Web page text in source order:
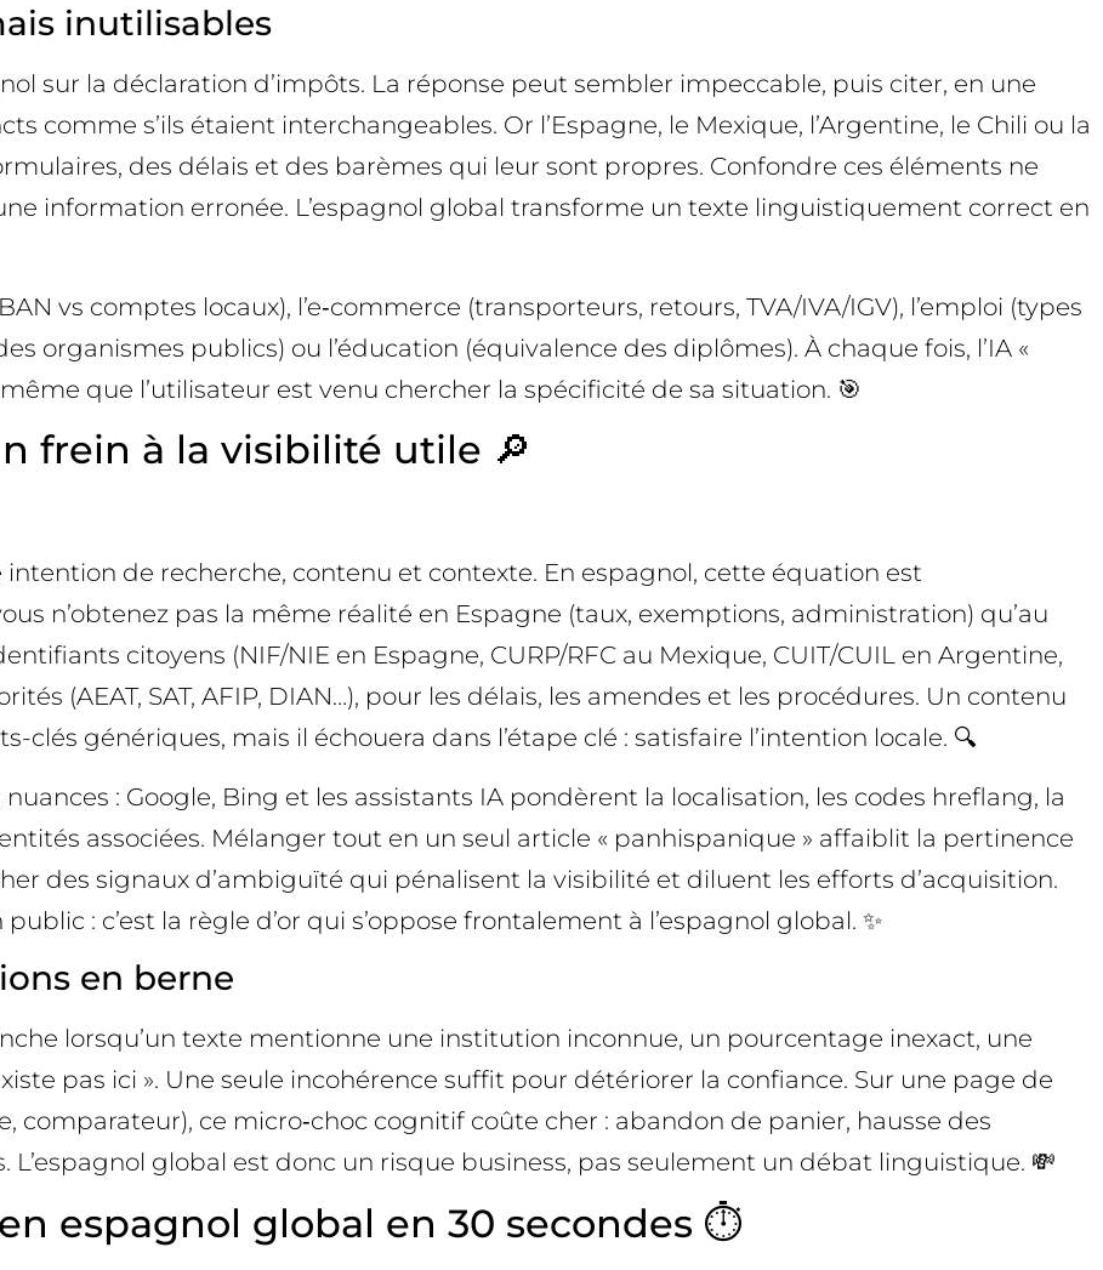
inutilisables
sur la déclaration d’impôts. La réponse peut sembler impeccable, puis citer, en une
comme s’ils étaient interchangeables. Or l’Espagne, le Mexique, l’Argentine, le Chili ou la
des délais et des barèmes qui leur sont propres. Confondre ces éléments ne
information erronée. L’espagnol global transforme un texte linguistiquement correct en
vs comptes locaux), l’e‑commerce (transporteurs, retours, TVA/IVA/IGV), l’emploi (types
organismes publics) ou l’éducation (équivalence des diplômes). À chaque fois, l’IA «
que l’utilisateur est venu chercher la spécificité de sa situation. 🎯
frein à la visibilité utile 🔎
intention de recherche, contenu et contexte. En espagnol, cette équation est
n’obtenez pas la même réalité en Espagne (taux, exemptions, administration) qu’au
citoyens (NIF/NIE en Espagne, CURP/RFC au Mexique, CUIT/CUIL en Argentine,
(AEAT, SAT, AFIP, DIAN…), pour les délais, les amendes et les procédures. Un contenu
génériques, mais il échouera dans l’étape clé : satisfaire l’intention locale. 🔍
: Google, Bing et les assistants IA pondèrent la localisation, les codes hreflang, la
associées. Mélanger tout en un seul article « panhispanique » affaiblit la pertinence
des signaux d’ambiguïté qui pénalisent la visibilité et diluent les efforts d’acquisition.
: c’est la règle d’or qui s’oppose frontalement à l’espagnol global. ✨
en berne
lorsqu’un texte mentionne une institution inconnue, un pourcentage inexact, une
pas ici ». Une seule incohérence suffit pour détériorer la confiance. Sur une page de
comparateur), ce micro‑choc cognitif coûte cher : abandon de panier, hausse des
global est donc un risque business, pas seulement un débat linguistique. 💸
espagnol global en 30 secondes ⏱️